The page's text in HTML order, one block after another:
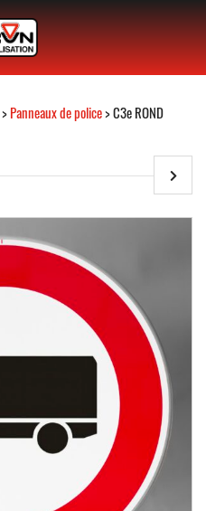
>Panneaux de police> C3e ROND